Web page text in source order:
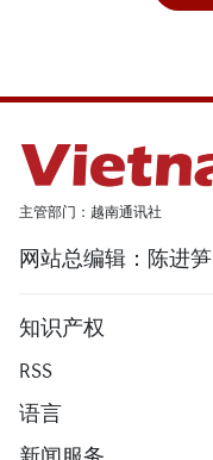
主管部门：越南通讯社
网站总编辑：陈进笋
知识产权
RSS
语言